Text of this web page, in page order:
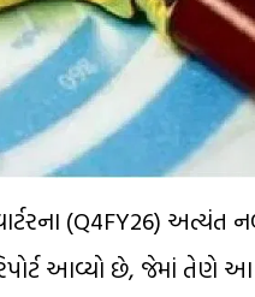
(Q4FY26) અત્યંત
આવ્યો છે, જેમાં તેણે આ